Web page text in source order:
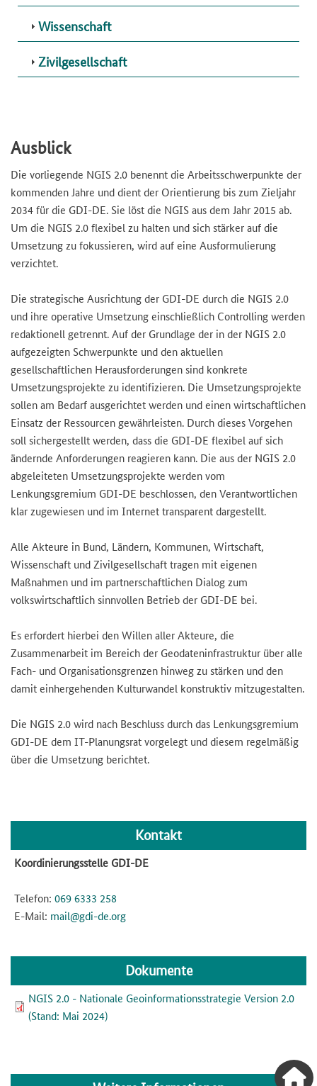
Wissenschaft
Zivilgesellschaft
Ausblick
Die vorliegende NGIS 2.0 benennt die Arbeitsschwerpunkte der
kommenden Jahre und dient der Orientierung bis zum Zieljahr
2034 für die GDI-DE. Sie löst die NGIS aus dem Jahr 2015 ab.
Um die NGIS 2.0 flexibel zu halten und sich stärker auf die
Umsetzung zu fokussieren, wird auf eine Ausformulierung
verzichtet.
Die strategische Ausrichtung der GDI-DE durch die NGIS 2.0
und ihre operative Umsetzung einschließlich Controlling werden
redaktionell getrennt. Auf der Grundlage der in der NGIS 2.0
aufgezeigten Schwerpunkte und den aktuellen
gesellschaftlichen Herausforderungen sind konkrete
Umsetzungsprojekte zu identifizieren. Die Umsetzungsprojekte
sollen am Bedarf ausgerichtet werden und einen wirtschaftlichen
Einsatz der Ressourcen gewährleisten. Durch dieses Vorgehen
soll sichergestellt werden, dass die GDI-DE flexibel auf sich
ändernde Anforderungen reagieren kann. Die aus der NGIS 2.0
abgeleiteten Umsetzungsprojekte werden vom
Lenkungsgremium GDI-DE beschlossen, den Verantwortlichen
klar zugewiesen und im Internet transparent dargestellt.
Alle Akteure in Bund, Ländern, Kommunen, Wirtschaft,
Wissenschaft und Zivilgesellschaft tragen mit eigenen
Maßnahmen und im partnerschaftlichen Dialog zum
volkswirtschaftlich sinnvollen Betrieb der GDI-DE bei.
Es erfordert hierbei den Willen aller Akteure, die
Zusammenarbeit im Bereich der Geodateninfrastruktur über alle
Fach- und Organisationsgrenzen hinweg zu stärken und den
damit einhergehenden Kulturwandel konstruktiv mitzugestalten.
Die NGIS 2.0 wird nach Beschluss durch das Lenkungsgremium
GDI-DE dem IT-Planungsrat vorgelegt und diesem regelmäßig
über die Umsetzung berichtet.
Kontakt
Koordinierungsstelle GDI-DE
Telefon: 069 6333 258
E-Mail: mail@gdi-de.org
Dokumente
DateiNGIS 2.0 - Nationale Geoinformationsstrategie Version 2.0
(Stand: Mai 2024)